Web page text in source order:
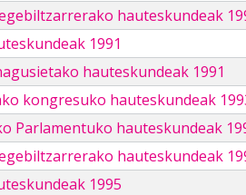
hauteskundeak
1991
hauteskundeak 1991
kongresuko hauteskundeak
Parlamentuko hauteskundeak
hauteskundeak
1995